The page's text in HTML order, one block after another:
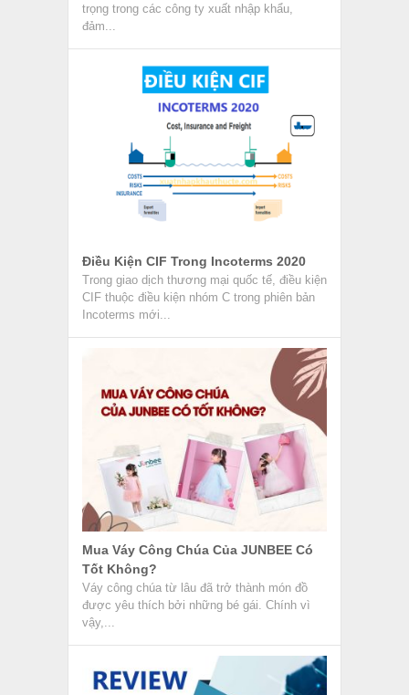
trọng trong các công ty xuất nhập khẩu,
đảm...
Điều Kiện CIF Trong Incoterms 2020
Trong giao dịch thương mại quốc tế, điều kiện
CIF thuộc điều kiện nhóm C trong phiên bản
Incoterms mới...
Mua Váy Công Chúa Của JUNBEE Có
Tốt Không?
Váy công chúa từ lâu đã trở thành món đồ
được yêu thích bởi những bé gái. Chính vì
vậy,...